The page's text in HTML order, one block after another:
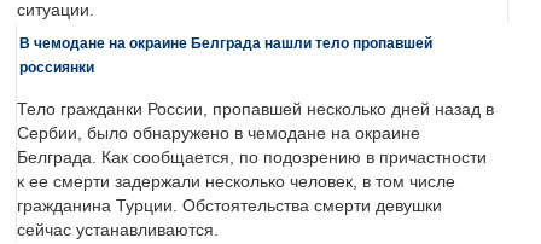
ситуации.
В чемодане на окраине Белграда нашли тело пропавшей
россиянки
Тело гражданки России, пропавшей несколько дней назад в
Сербии, было обнаружено в чемодане на окраине
Белграда. Как сообщается, по подозрению в причастности
к ее смерти задержали несколько человек, в том числе
гражданина Турции. Обстоятельства смерти девушки
сейчас устанавливаются.